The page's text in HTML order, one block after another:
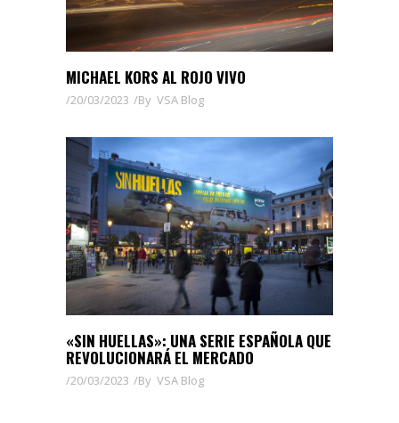
MICHAEL KORS AL ROJO VIVO
20/03/2023 By VSA Blog
«SIN HUELLAS»: UNA SERIE ESPAÑOLA QUE
REVOLUCIONARÁ EL MERCADO
20/03/2023 By VSA Blog